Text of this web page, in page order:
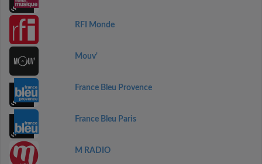
RFI Monde
Mouv'
France Bleu Provence
France Bleu Paris
M RADIO